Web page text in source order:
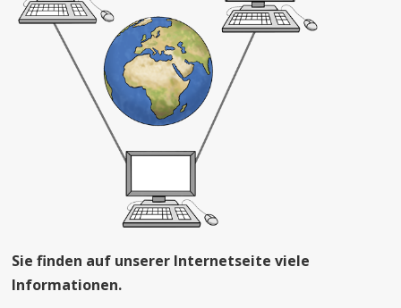
Sie finden auf unserer Internetseite viele
Informationen.